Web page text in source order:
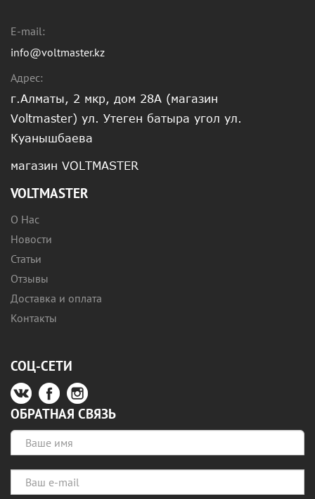
E-mail:
info@voltmaster.kz
Адрес:
г.Алматы, 2 мкр, дом 28А (магазин
Voltmaster) ул. Утеген батыра угол ул.
Куанышбаева
магазин VOLTMASTER
VOLTMASTER
О Нас
Новости
Статьи
Отзывы
Доставка и оплата
Контакты
СОЦ-СЕТИ
ОБРАТНАЯ СВЯЗЬ